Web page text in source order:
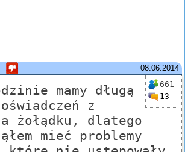
08.06.2014
661
13
mamy długą
z
żołądku, dlatego
mieć problemy